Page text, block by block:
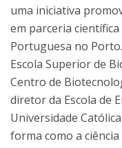
uma iniciativa
em parceria
Portuguesa no
Escola Superior de
Centro de
diretor da Escola de
Universidade
forma como a